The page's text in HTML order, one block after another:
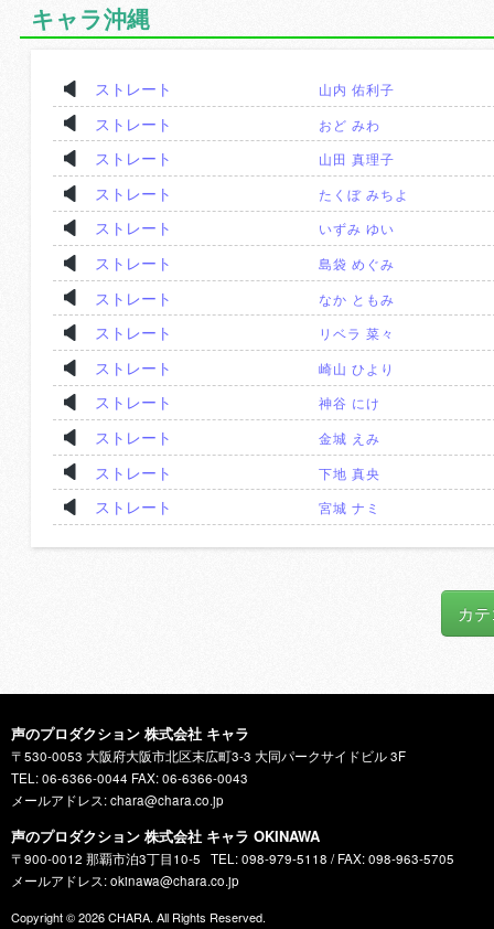
キャラ沖縄
ストレート 山内 佑利子
ストレート おど みわ
ストレート 山田 真理子
ストレート たくぼ みちよ
ストレート いずみ ゆい
ストレート 島袋 めぐみ
ストレート なか ともみ
ストレート リベラ 菜々
ストレート 崎山 ひより
ストレート 神谷 にけ
ストレート 金城 えみ
ストレート 下地 真央
ストレート 宮城 ナミ
カ
声のプロダクション 株式会社 キャラ
〒530-0053 大阪府大阪市北区末広町3-3 大同パークサイドビル 3F
TEL: 06-6366-0044 FAX: 06-6366-0043
メールアドレス: chara@chara.co.jp
声のプロダクション 株式会社 キャラ OKINAWA
〒900-0012 那覇市泊3丁目10-5
TEL: 098-979-5118 / FAX: 098-963-5705
メールアドレス: okinawa@chara.co.jp
Copyright © 2026CHARA. All Rights Reserved.